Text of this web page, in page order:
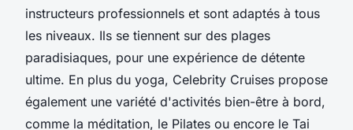
instructeurs professionnels et sont adaptés à tous
les niveaux. Ils se tiennent sur des plages
paradisiaques, pour une expérience de détente
ultime. En plus du yoga, Celebrity Cruises propose
également une variété d'activités bien-être à bord,
comme la méditation, le Pilates ou encore le Tai